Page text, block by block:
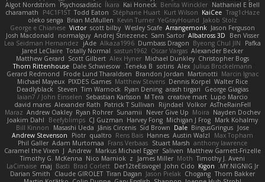
Nathaniel E Bell
Benita Winckler
Kai Honeck
Íkara
Psychosadistic
Algot Nordström
Trag1cHaze
KaiCee
Kurt Wilson
Stéphane Huart
Todd Eaton
P4C1F15T
charamath
Jakob Stolz
YeGrayHound
Kevin Turner
Brian McMullen
oleko senga
Jason Ferguson
Arrangemonk
Wesley Scafe
scott bilby
Victor
George e Chianese
Ben Visser
Albatross 3D
Sam Sartor
Andrej Striezenec
normalguy
Josh Macdonald
Pafka
Byeong Chul JIN
Dumbass Dragon
Alkaza1996
jAde
Lea Seidman Hernandez
Alexander Becker
Oscar Vargas
sastun1962
Totally Normal
Jared LeClaire
Christopher Bogs
Michael Dunkley
Alex Hyner
Scott Gilbert
Matthew Gerard
Julius Brockelmann
Alex
sotiris
Teneka B.
Dale Schwiesow
Thom Rittenhouse
Marcin Ignac
Martinotti
Brandon Jordan
Frode Lund Tharaldsen
Gerard Redmond
Walter Rice
Dennis Korpel
Matthew Stevens
PIXDES Games
Michael Mayeux
George Giagias
arash tirgari
Ryan Dening
Tim Warnock
Steven
Deadlyblack
Lupo Marcio
creative mart
M Tera
Sebastian Karlsson
Iaian7 / John Einselen
AsTheRainFell
Volkor
Rijndael
Patrick T Sullivan
Alexander Rath
david mares
Nayden Dochev
Moira
Never Give Up
Sunamii
Ryan Rohrer
Andrew Oakley
Maraz
Mark Kohalmy
Michigan J Frog
Harvey Fong
CJ Guzman
Beefyblimps
Joakim Dahl
Jose
BingusGringus
Dale
Sid Brown
Jānis Circenis
Masashi Ueda
Bill Kinnon
Max Topham
Austin Walzl
Hannes
Rens Bais
qualtro
Piotr
Andrew Stevenson
anthony lawrence
Stuart Marsh
Frans Verbaas
Adam Murtomaa
Phil Galler
Matthew Garnett-Frizelle
Saliven
Markus Michael Egger
Andrew
J
Caramel the Vixen
Timothy J. Aveni
Moth
James Miller
z
Nico Marniok
Timothy G. McKenna
MY.NIGNIG Jr.
Kigon
John Cido
Der12teEisvogel
Brad Corlett
Basti
maj
LaCimaise
Thom Bakker
Chogang
Jason Pielak
Tiran Dagan
Claude GIROLET
Darian Smith